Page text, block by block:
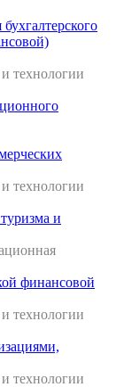
технологии
технологии
и
финансовой
технологии
технологии